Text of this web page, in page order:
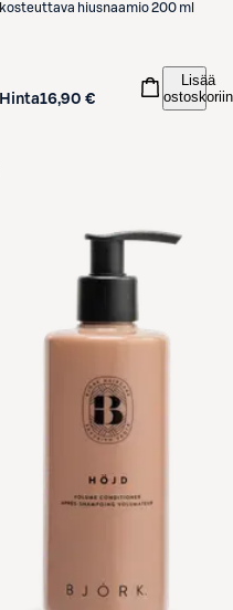
kosteuttava hiusnaamio 200 ml
Hinta16,90 €
Lisää
ostoskoriin